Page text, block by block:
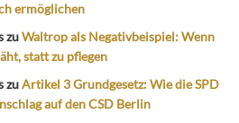
ermöglichen
zuWaltrop als Negativbeispiel: Wenn
statt zu pflegen
zuArtikel 3 Grundgesetz: Wie die SPD
auf den CSD Berlin